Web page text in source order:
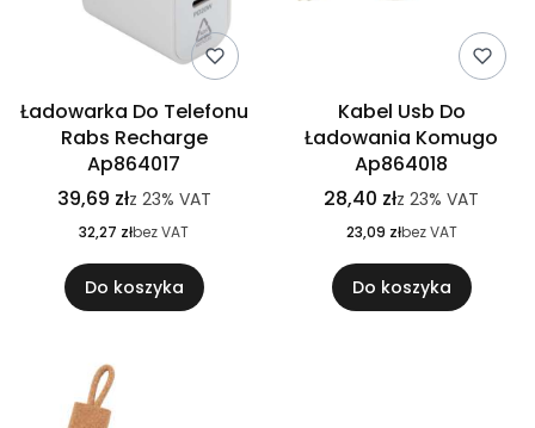
Ładowarka Do Telefonu
Rabs Recharge
Ap864017
39,69 złz 23% VAT
32,27 złbez VAT
Do koszyka
Kabel Usb Do
Ładowania Komugo
Ap864018
28,40 złz 23% VAT
23,09 złbez VAT
Do koszyka